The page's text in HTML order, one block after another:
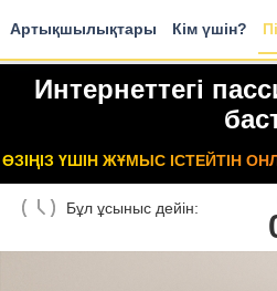
Артықшылықтары Кім үшін?
Интернеттегі
ӨЗІҢІЗ ҮШІН ЖҰМЫС ІСТЕЙТІН
Бұл ұсыныс дейін: